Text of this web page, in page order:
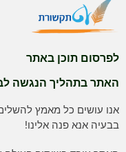
לפרסום תוכן באתר
האתר בתהליך הנגשה
אנו עושים כל מאמץ
בבעיה אנא פנה אלינו!